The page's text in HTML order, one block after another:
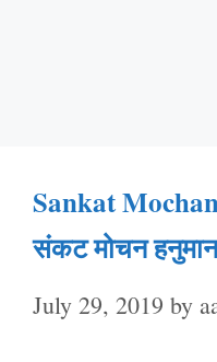
Sankat
संकट मोचन
July 29, 2019 by